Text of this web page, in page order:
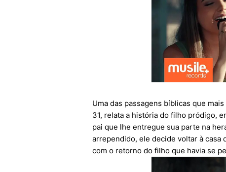
Uma das passagens bíblicas que
31, relata a história do filho pródigo,
pai que lhe entregue sua parte na
arrependido, ele decide voltar à casa
com o retorno do filho que havia se